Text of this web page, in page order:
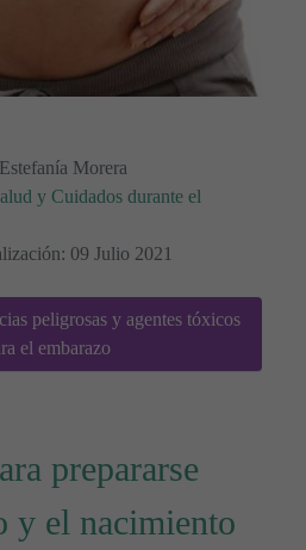
Estefanía Morera
y Cuidados durante el
09 Julio 2021
peligrosas y agentes tóxicos
el embarazo
prepararse
y el nacimiento